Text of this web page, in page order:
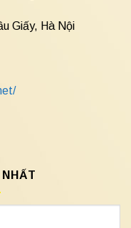
Giấy, Hà Nội